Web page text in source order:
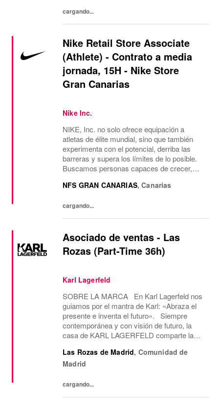
cargando...
Nike Retail Store Associate
(Athlete) - Contrato a media
jornada, 15H - Nike Store
Gran Canarias
Nike Inc.
NIKE, Inc. no solo ofrece equipación a
atletas de élite mundial, sino que también
experimenta con el potencial, derriba las
barreras y supera los límites de lo posible.
Buscamos personas capaces de crecer,
empresa anima a aceptar la diversidad y
NFS GRAN CANARIAS,Canarias
cargando...
Asociado de ventas - Las
Rozas (Part-Time 36h)
Karl Lagerfeld
SOBRE LA MARCA En Karl Lagerfeld nos
guiamos por el mantra de Karl: «Abraza el
presente e inventa el futuro». Siempre
contemporánea y con visión de futuro, la
casa de KARL LAGERFELD comparte la
icónico fundador, Karl Lagerfeld. Somos la
única...
Las Rozas de Madrid, Comunidad de
Madrid
cargando...